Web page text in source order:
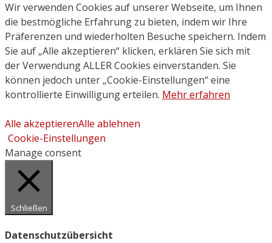
Wir verwenden Cookies auf unserer Webseite, um Ihnen
die bestmögliche Erfahrung zu bieten, indem wir Ihre
Präferenzen und wiederholten Besuche speichern. Indem
Sie auf „Alle akzeptieren“ klicken, erklären Sie sich mit
der Verwendung ALLER Cookies einverstanden. Sie
können jedoch unter „Cookie-Einstellungen“ eine
kontrollierte Einwilligung erteilen. Mehr erfahren
Alle akzeptierenAlle ablehnen
Cookie-Einstellungen
Manage consent
Schließen
Datenschutzübersicht